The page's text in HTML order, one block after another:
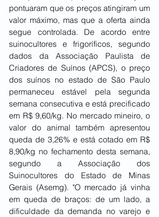
pontuaram que os preços atingiram um
valor máximo, mas que a oferta ainda
segue controlada. De acordo entre
suinocultores e frigoríficos, segundo
dados da Associação Paulista de
Criadores de Suínos (APCS), o preço
dos suínos no estado de São Paulo
permaneceu estável pela segunda
semana consecutiva e está precificado
em R$ 9,60/kg. No mercado mineiro, o
valor do animal também apresentou
queda de 3,26% e está cotado em R$
8,90/kg no fechamento desta semana,
segundo a Associação dos
Suinocultores do Estado de Minas
Gerais (Asemg). "O mercado já vinha
em queda de braços: de um lado, a
dificuldade da demanda no varejo e